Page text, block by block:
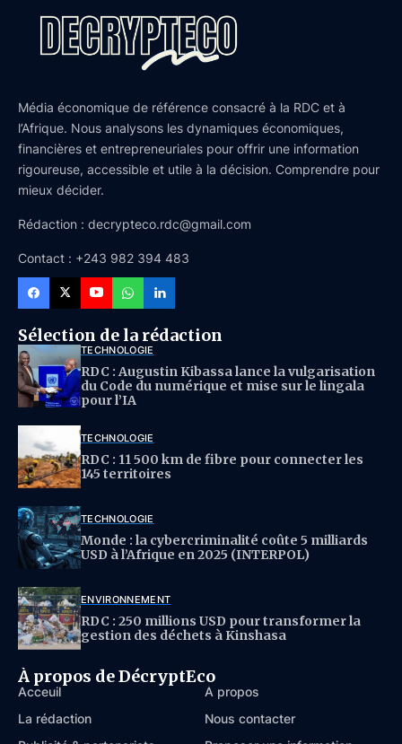
Média économique de référence consacré à la RDC et à
l’Afrique. Nous analysons les dynamiques économiques,
financières et entrepreneuriales pour offrir une information
rigoureuse, accessible et utile à la décision. Comprendre pour
mieux décider.
Rédaction : decrypteco.rdc@gmail.com
Contact : +243 982 394 483
Sélection de la rédaction
TECHNOLOGIE
RDC : Augustin Kibassa lance la vulgarisation
du Code du numérique et mise sur le lingala
pour l’IA
TECHNOLOGIE
RDC : 11 500 km de fibre pour connecter les
145 territoires
TECHNOLOGIE
Monde : la cybercriminalité coûte 5 milliards
USD à l’Afrique en 2025 (INTERPOL)
ENVIRONNEMENT
RDC : 250 millions USD pour transformer la
gestion des déchets à Kinshasa
À propos de DécryptEco
Acceuil
À propos
La rédaction
Nous contacter